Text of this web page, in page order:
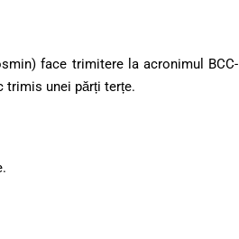
face trimitere la acronimul BCC-
trimis unei părți terțe.